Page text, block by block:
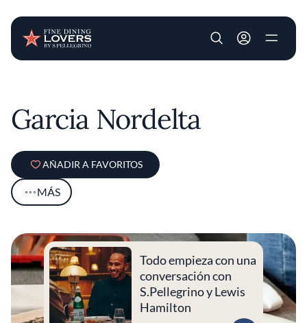
User account
Garcia Nordelta
AÑADIR A FAVORITOS
MÁS
Todo empieza con una
conversación con
S.Pellegrino y Lewis
Hamilton